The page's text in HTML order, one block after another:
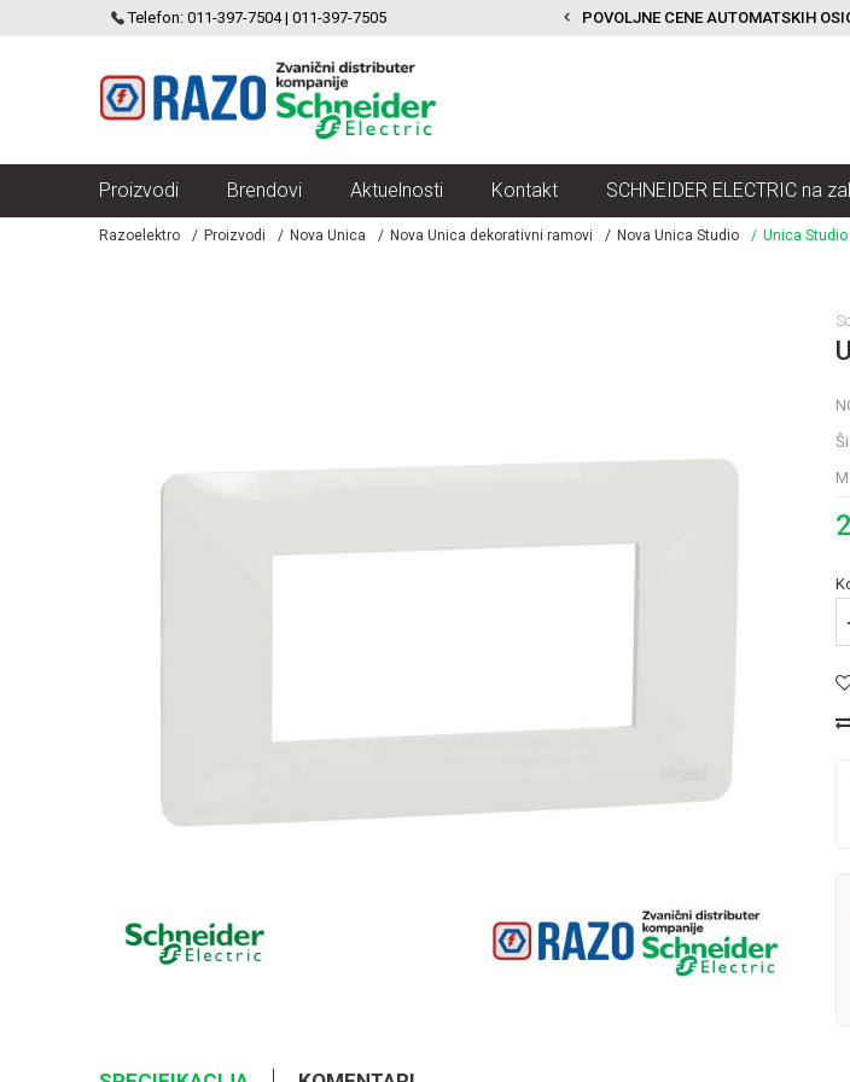
Telefon: 011-397-7504 | 011-397-7505
ELECTRIC VELIKI IZBOR MODULARNIH PREKIDACA I UTICNICA POVOLJNE CENE AUTOMATSKIH
Proizvodi Brendovi Aktuelnosti Kontakt SCHNEIDER ELECTRIC na
Razoelektro Proizvodi Nova Unica Nova Unica dekorativni ramovi Nova Unica Studio Unica Studio